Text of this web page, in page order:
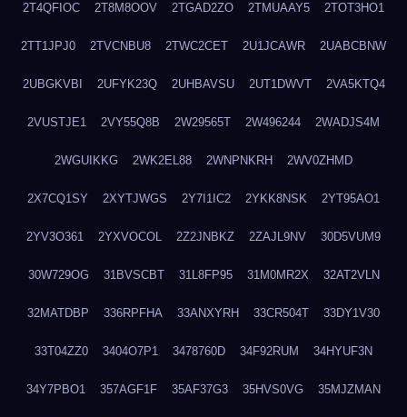
2T4QFIOC 2T8M8OOV 2TGAD2ZO 2TMUAAY5 2TOT3HO1
2TT1JPJ0 2TVCNBU8 2TWC2CET 2U1JCAWR 2UABCBNW
2UBGKVBI 2UFYK23Q 2UHBAVSU 2UT1DWVT 2VA5KTQ4
2VUSTJE1 2VY55Q8B 2W29565T 2W496244 2WADJS4M
2WGUIKKG 2WK2EL88 2WNPNKRH 2WV0ZHMD
2X7CQ1SY 2XYTJWGS 2Y7I1IC2 2YKK8NSK 2YT95AO1
2YV3O361 2YXVOCOL 2Z2JNBKZ 2ZAJL9NV 30D5VUM9
30W729OG 31BVSCBT 31L8FP95 31M0MR2X 32AT2VLN
32MATDBP 336RPFHA 33ANXYRH 33CR504T 33DY1V30
33T04ZZ0 3404O7P1 3478760D 34F92RUM 34HYUF3N
34Y7PBO1 357AGF1F 35AF37G3 35HVS0VG 35MJZMAN